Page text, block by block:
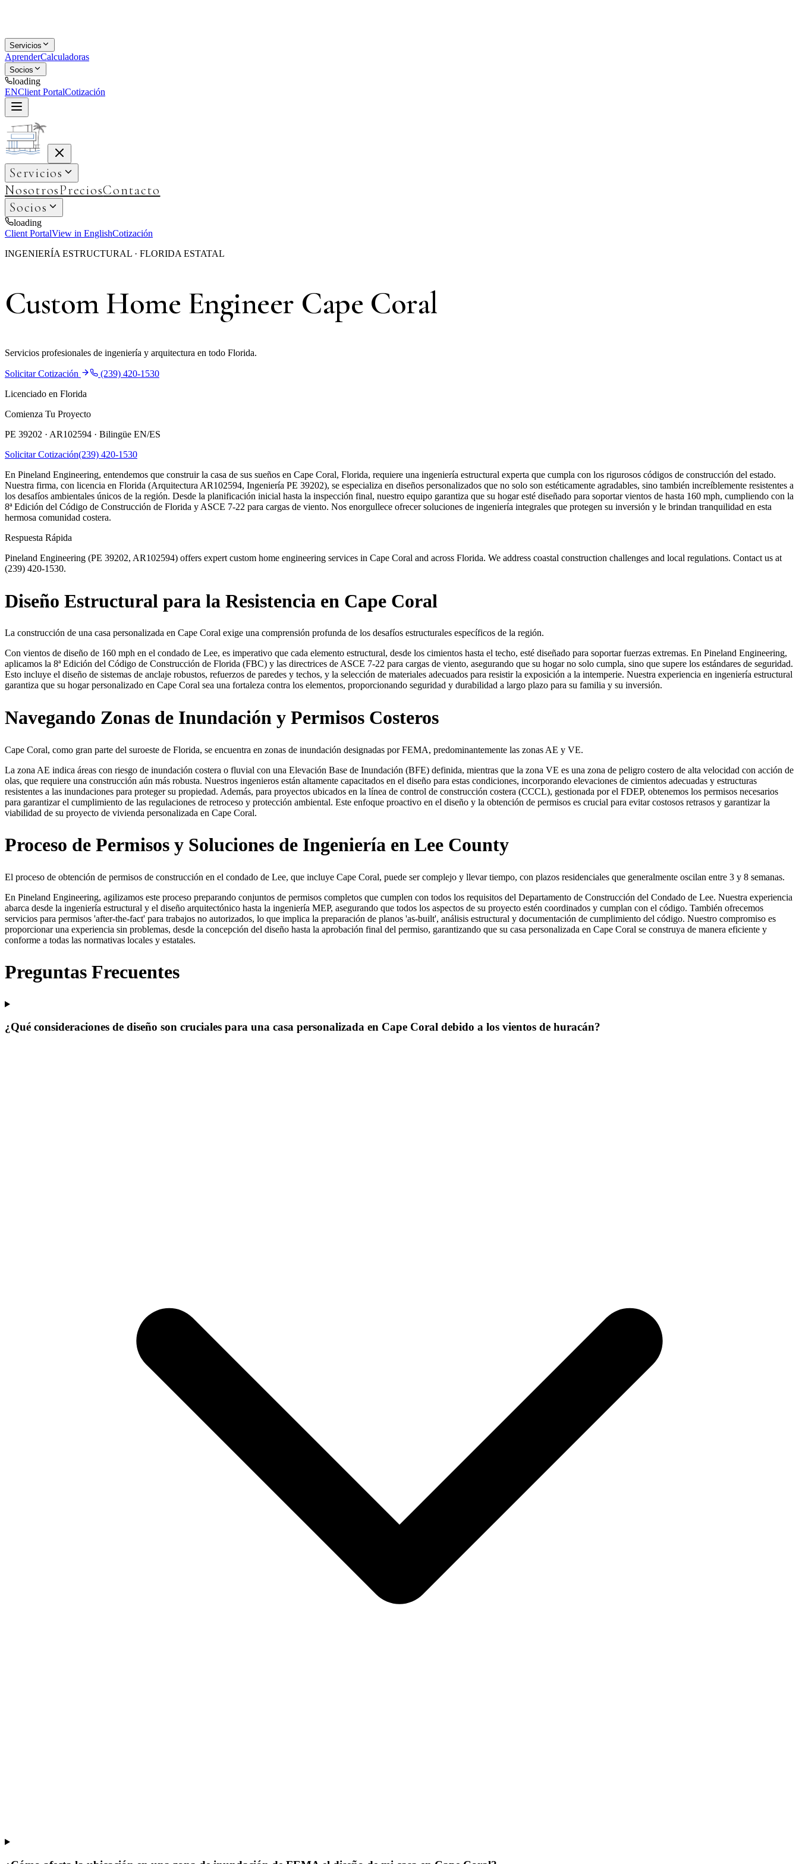
Servicios
AprenderCalculadoras
Socios
loading
ENClient PortalCotización
Servicios
NosotrosPreciosContacto
Socios
loading
Client PortalView in EnglishCotización
INGENIERÍA ESTRUCTURAL · FLORIDA ESTATAL
Custom Home Engineer Cape Coral
Servicios profesionales de ingeniería y arquitectura en todo Florida.
Solicitar Cotización
(239) 420-1530
Licenciado en Florida
Comienza Tu Proyecto
PE 39202 · AR102594 · Bilingüe EN/ES
Solicitar Cotización(239) 420-1530
En Pineland Engineering, entendemos que construir la casa de sus sueños en Cape Coral, Florida, requiere una ingeniería estructural experta que cumpla con los rigurosos códigos de construcción del estado.
Nuestra firma, con licencia en Florida (Arquitectura AR102594, Ingeniería PE 39202), se especializa en diseños personalizados que no solo son estéticamente agradables, sino también increíblemente resistentes a
los desafíos ambientales únicos de la región. Desde la planificación inicial hasta la inspección final, nuestro equipo garantiza que su hogar esté diseñado para soportar vientos de hasta 160 mph, cumpliendo con la
8ª Edición del Código de Construcción de Florida y ASCE 7-22 para cargas de viento. Nos enorgullece ofrecer soluciones de ingeniería integrales que protegen su inversión y le brindan tranquilidad en esta
hermosa comunidad costera.
Respuesta Rápida
Pineland Engineering (PE 39202, AR102594) offers expert custom home engineering services in Cape Coral and across Florida. We address coastal construction challenges and local regulations. Contact us at
(239) 420-1530.
Diseño Estructural para la Resistencia en Cape Coral
La construcción de una casa personalizada en Cape Coral exige una comprensión profunda de los desafíos estructurales específicos de la región.
Con vientos de diseño de 160 mph en el condado de Lee, es imperativo que cada elemento estructural, desde los cimientos hasta el techo, esté diseñado para soportar fuerzas extremas. En Pineland Engineering,
aplicamos la 8ª Edición del Código de Construcción de Florida (FBC) y las directrices de ASCE 7-22 para cargas de viento, asegurando que su hogar no solo cumpla, sino que supere los estándares de seguridad.
Esto incluye el diseño de sistemas de anclaje robustos, refuerzos de paredes y techos, y la selección de materiales adecuados para resistir la exposición a la intemperie. Nuestra experiencia en ingeniería estructural
garantiza que su hogar personalizado en Cape Coral sea una fortaleza contra los elementos, proporcionando seguridad y durabilidad a largo plazo para su familia y su inversión.
Navegando Zonas de Inundación y Permisos Costeros
Cape Coral, como gran parte del suroeste de Florida, se encuentra en zonas de inundación designadas por FEMA, predominantemente las zonas AE y VE.
La zona AE indica áreas con riesgo de inundación costera o fluvial con una Elevación Base de Inundación (BFE) definida, mientras que la zona VE es una zona de peligro costero de alta velocidad con acción de
olas, que requiere una construcción aún más robusta. Nuestros ingenieros están altamente capacitados en el diseño para estas condiciones, incorporando elevaciones de cimientos adecuadas y estructuras
resistentes a las inundaciones para proteger su propiedad. Además, para proyectos ubicados en la línea de control de construcción costera (CCCL), gestionada por el FDEP, obtenemos los permisos necesarios
para garantizar el cumplimiento de las regulaciones de retroceso y protección ambiental. Este enfoque proactivo en el diseño y la obtención de permisos es crucial para evitar costosos retrasos y garantizar la
viabilidad de su proyecto de vivienda personalizada en Cape Coral.
Proceso de Permisos y Soluciones de Ingeniería en Lee County
El proceso de obtención de permisos de construcción en el condado de Lee, que incluye Cape Coral, puede ser complejo y llevar tiempo, con plazos residenciales que generalmente oscilan entre 3 y 8 semanas.
En Pineland Engineering, agilizamos este proceso preparando conjuntos de permisos completos que cumplen con todos los requisitos del Departamento de Construcción del Condado de Lee. Nuestra experiencia
abarca desde la ingeniería estructural y el diseño arquitectónico hasta la ingeniería MEP, asegurando que todos los aspectos de su proyecto estén coordinados y cumplan con el código. También ofrecemos
servicios para permisos 'after-the-fact' para trabajos no autorizados, lo que implica la preparación de planos 'as-built', análisis estructural y documentación de cumplimiento del código. Nuestro compromiso es
proporcionar una experiencia sin problemas, desde la concepción del diseño hasta la aprobación final del permiso, garantizando que su casa personalizada en Cape Coral se construya de manera eficiente y
conforme a todas las normativas locales y estatales.
Preguntas Frecuentes
¿Qué consideraciones de diseño son cruciales para una casa personalizada en Cape Coral debido a los vientos de huracán?